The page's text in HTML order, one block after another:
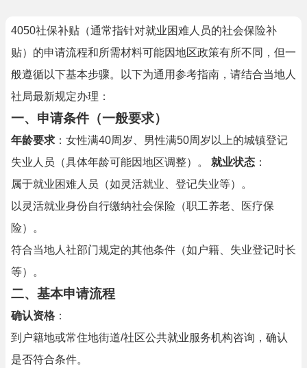
4050社保补贴（通常指针对就业困难人员的社会保险补
贴）的申请流程和所需材料可能因地区政策有所不同，但一
般遵循以下基本步骤。以下为通用参考指南，请结合当地人
社局最新规定办理：
一、申请条件（一般要求）
年龄要求 ：女性满40周岁、男性满50周岁以上的城镇登记
失业人员（具体年龄可能因地区调整）。 就业状态 ：
属于就业困难人员（如灵活就业、登记失业等）。
以灵活就业身份自行缴纳社会保险（职工养老、医疗保
险）。
符合当地人社部门规定的其他条件（如户籍、失业登记时长
等）。
二、基本申请流程
确认资格 ：
到户籍地或常住地街道/社区公共就业服务机构咨询，确认
是否符合条件。